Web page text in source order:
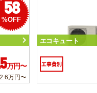
58
%OFF
万円〜
万円〜
エコキュート
工事費別